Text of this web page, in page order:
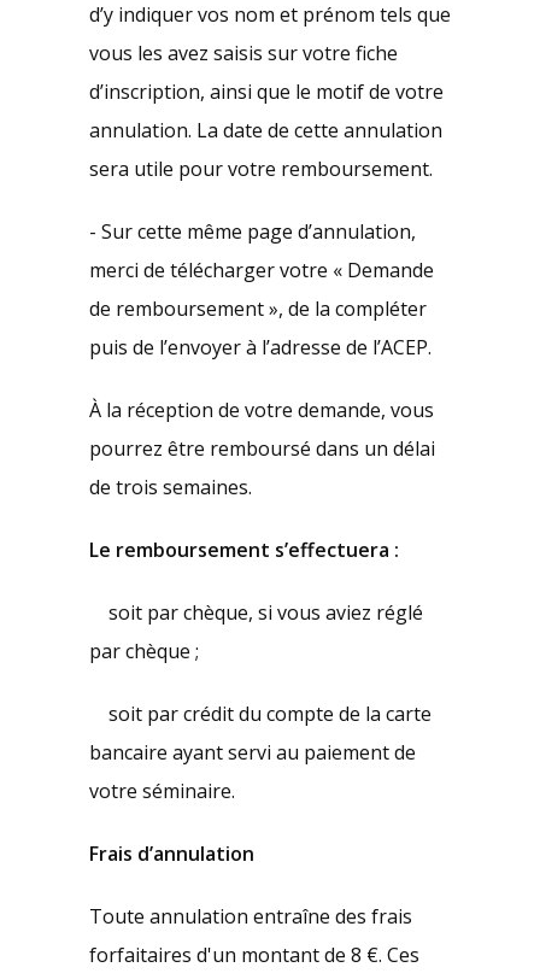
d’y indiquer vos nom et prénom tels que
vous les avez saisis sur votre fiche
d’inscription, ainsi que le motif de votre
annulation. La date de cette annulation
sera utile pour votre remboursement.
- Sur cette même page d’annulation,
merci de télécharger votre « Demande
de remboursement », de la compléter
puis de l’envoyer à l’adresse de l’ACEP.
À la réception de votre demande, vous
pourrez être remboursé dans un délai
de trois semaines.
Le remboursement s’effectuera :
soit par chèque, si vous aviez réglé
par chèque ;
soit par crédit du compte de la carte
bancaire ayant servi au paiement de
votre séminaire.
Frais d’annulation
Toute annulation entraîne des frais
forfaitaires d'un montant de 8 €. Ces